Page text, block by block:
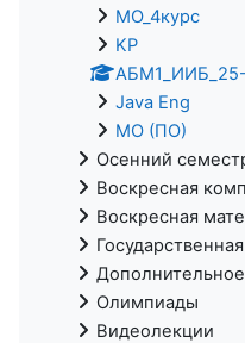
МО_4курс
KP
Java Eng
МО (ПО)
Осенний
Воскресная
Воскресная
Олимпиады
Видеолекции